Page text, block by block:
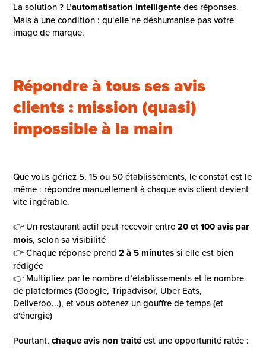
La solution ? L’automatisation intelligentedes réponses.
Mais à une condition : qu’elle ne déshumanise pas votre
image de marque.
Répondre à tous ses avis
clients : mission (quasi)
impossible à la main
Que vous gériez 5, 15 ou 50 établissements, le constat est le
même : répondre manuellement à chaque avis client devient
vite ingérable.
👉 Un restaurant actif peut recevoir entre20 et 100 avis par
mois, selon sa visibilité
👉 Chaque réponse prend2 à 5 minutessi elle est bien
rédigée
👉 Multipliez par le nombre d’établissements et le nombre
de plateformes (Google, Tripadvisor, Uber Eats,
Deliveroo...), et vous obtenez un gouffre de temps (et
d'énergie)
Pourtant,chaque avis non traitéest une opportunité ratée :